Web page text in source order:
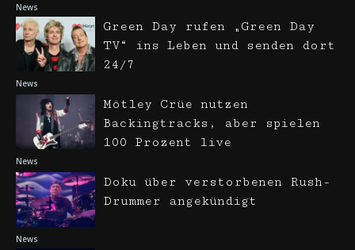
News
News
Green Day rufen „Green Day
TV“ ins Leben und senden dort
24/7
News
Mötley Crüe nutzen
Backingtracks, aber spielen
100 Prozent live
News
Doku über verstorbenen Rush-
Drummer angekündigt